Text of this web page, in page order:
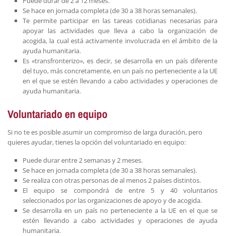
Se hace en jornada completa (de 30 a 38 horas semanales).
Te permite participar en las tareas cotidianas necesarias para
apoyar las actividades que lleva a cabo la organización de
acogida, la cual está activamente involucrada en el ámbito de la
ayuda humanitaria.
Es «transfronterizo», es decir, se desarrolla en un país diferente
del tuyo, más concretamente, en un país no perteneciente a la UE
en el que se estén llevando a cabo actividades y operaciones de
ayuda humanitaria.
Voluntariado en equipo
Si no te es posible asumir un compromiso de larga duración, pero
quieres ayudar, tienes la opción del voluntariado en equipo:
Puede durar entre 2 semanas y 2 meses.
Se hace en jornada completa (de 30 a 38 horas semanales).
Se realiza con otras personas de al menos 2 países distintos.
El equipo se compondrá de entre 5 y 40 voluntarios
seleccionados por las organizaciones de apoyo y de acogida.
Se desarrolla en un país no perteneciente a la UE en el que se
estén llevando a cabo actividades y operaciones de ayuda
humanitaria.